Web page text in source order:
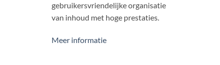
gebruikersvriendelijke organisatie
van inhoud met hoge prestaties.
Meer informatie